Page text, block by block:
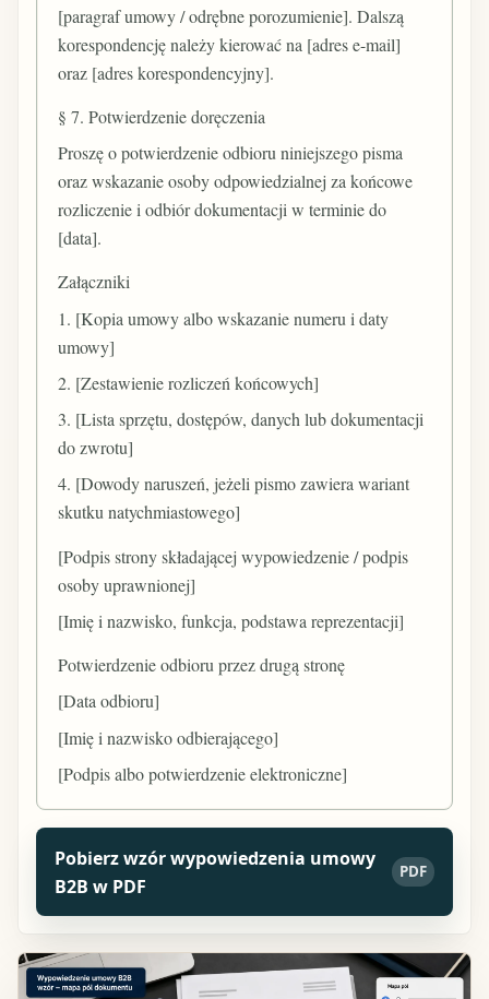
[paragraf umowy / odrębne porozumienie]. Dalszą
korespondencję należy kierować na [adres e-mail]
oraz [adres korespondencyjny].
§ 7. Potwierdzenie doręczenia
Proszę o potwierdzenie odbioru niniejszego pisma
oraz wskazanie osoby odpowiedzialnej za końcowe
rozliczenie i odbiór dokumentacji w terminie do
[data].
Załączniki
1. [Kopia umowy albo wskazanie numeru i daty
umowy]
2. [Zestawienie rozliczeń końcowych]
3. [Lista sprzętu, dostępów, danych lub dokumentacji
do zwrotu]
4. [Dowody naruszeń, jeżeli pismo zawiera wariant
skutku natychmiastowego]
[Podpis strony składającej wypowiedzenie / podpis
osoby uprawnionej]
[Imię i nazwisko, funkcja, podstawa reprezentacji]
Potwierdzenie odbioru przez drugą stronę
[Data odbioru]
[Imię i nazwisko odbierającego]
[Podpis albo potwierdzenie elektroniczne]
Pobierz wzór wypowiedzenia umowy
B2B w PDF
PDF